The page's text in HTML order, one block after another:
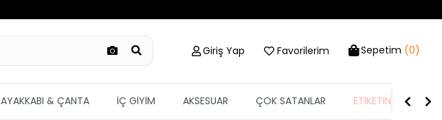
Giriş Yap Favorilerim Sepetim (0)
AYAKKABI & ÇANTA İÇ GİYİM AKSESUAR ÇOK SATANLAR ETİKETİN YARISI